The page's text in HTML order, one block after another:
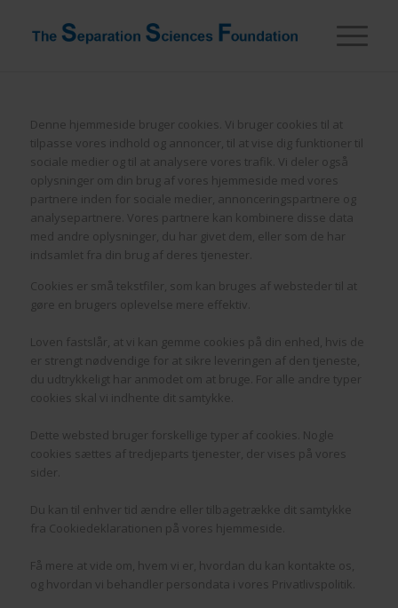
Denne hjemmeside bruger cookies. Vi bruger cookies til at
tilpasse vores indhold og annoncer, til at vise dig funktioner til
sociale medier og til at analysere vores trafik. Vi deler også
oplysninger om din brug af vores hjemmeside med vores
partnere inden for sociale medier, annonceringspartnere og
analysepartnere. Vores partnere kan kombinere disse data
med andre oplysninger, du har givet dem, eller som de har
indsamlet fra din brug af deres tjenester.
Cookies er små tekstfiler, som kan bruges af websteder til at
gøre en brugers oplevelse mere effektiv.
Loven fastslår, at vi kan gemme cookies på din enhed, hvis de
er strengt nødvendige for at sikre leveringen af den tjeneste,
du udtrykkeligt har anmodet om at bruge. For alle andre typer
cookies skal vi indhente dit samtykke.
Dette websted bruger forskellige typer af cookies. Nogle
cookies sættes af tredjeparts tjenester, der vises på vores
sider.
Du kan til enhver tid ændre eller tilbagetrække dit samtykke
fra Cookiedeklarationen på vores hjemmeside.
Få mere at vide om, hvem vi er, hvordan du kan kontakte os,
og hvordan vi behandler persondata i vores Privatlivspolitik.